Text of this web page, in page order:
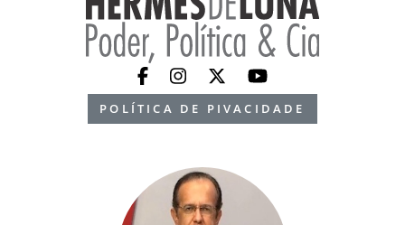
POLÍTICA DE PIVACIDADE